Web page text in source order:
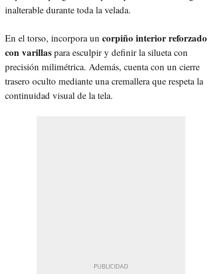
inalterable durante toda la velada.
En el torso, incorpora un corpiño interior reforzado
con varillas para esculpir y definir la silueta con
precisión milimétrica. Además, cuenta con un cierre
trasero oculto mediante una cremallera que respeta la
continuidad visual de la tela.